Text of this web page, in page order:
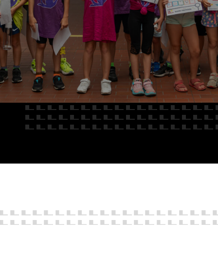
Car detailing
Stacja kontroli pojazdów
Serwis mechaniczny
Sprawdzenie samochodu
Fakturatka
Ubezpieczenia
NAPISZ DO